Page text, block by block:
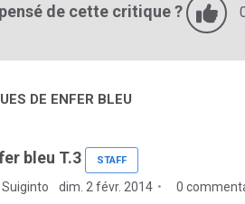
de cette critique ?
DE ENFER BLEU
bleu T.3 STAFF
dim. 2 févr. 2014 0